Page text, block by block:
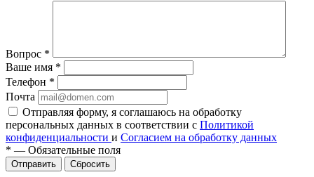
Вопрос *
Ваше имя *
Телефон *
Почта
Отправляя форму, я соглашаюсь на обработку
персональных данных в соответствии с Политикой
конфиденциальности и Согласием на обработку данных
* — Обязательные поля
Сбросить